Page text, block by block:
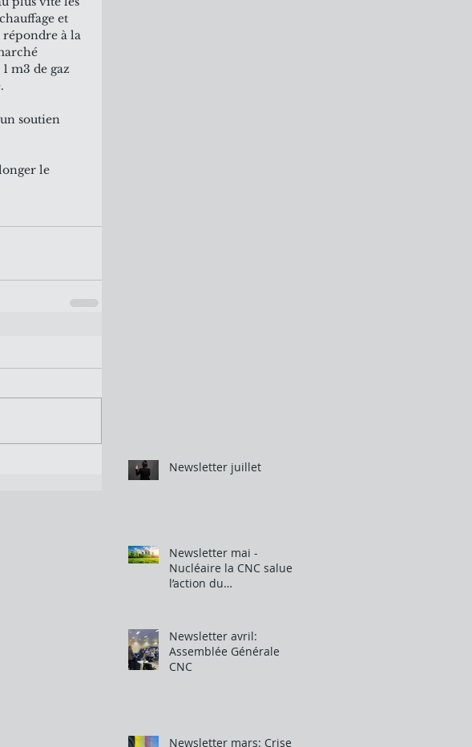
et
répondre à la
m3 de gaz
soutien
le
Newsletter juillet
Newsletter mai -
Nucléaire la CNC salue
l’action du
Newsletter avril:
Assemblée Générale
CNC
Newsletter mars: Crise